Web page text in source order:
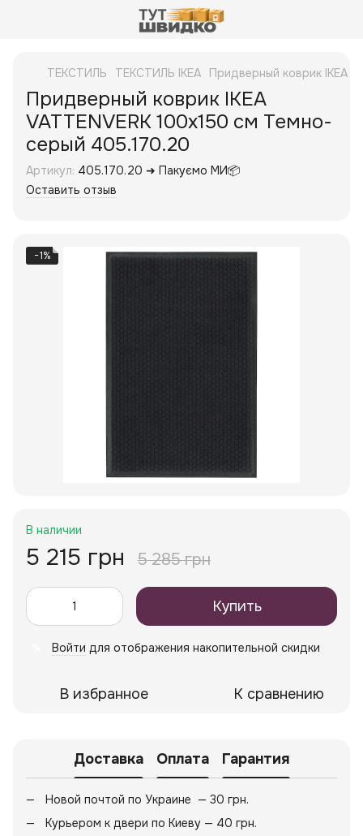
ТЕКСТИЛЬ ТЕКСТИЛЬ IKEA Придверный коврик IKEA
Придверный коврик IKEA
VATTENVERK 100x150 см Темно-
серый 405.170.20
Артикул: 405.170.20 ➜ Пакуємо МИ📦
Оставить отзыв
−1%
В наличии
5 215 грн 5 285 грн
Купить
Войти для отображения накопительной скидки
В избранное К сравнению
Доставка Оплата Гарантия
Новой почтой по Украине — 30 грн.
Курьером к двери по Киеву — 40 грн.